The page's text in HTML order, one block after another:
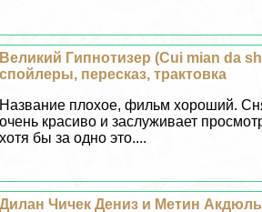
Великий Гипнотизер (Cui mian da
спойлеры, пересказ, тpaктовка
Название плохое, фильм хороший.
очень красиво и заслуживает
хотя бы за одно это....
Дилан Чичек Дениз и Метин